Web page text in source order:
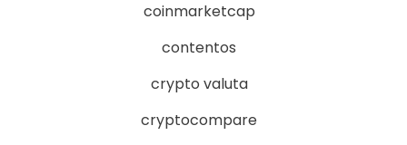
coinmarketcap
contentos
crypto valuta
cryptocompare